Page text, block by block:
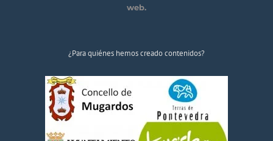
web.
¿Para quiénes hemos creado contenidos?